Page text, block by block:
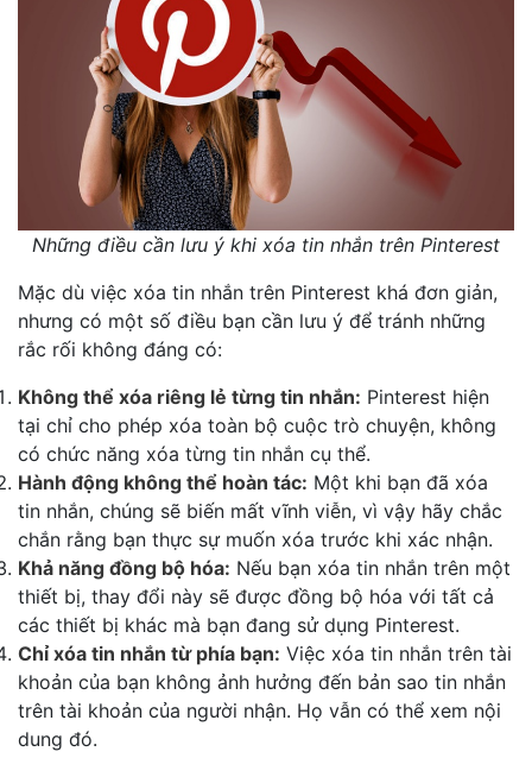
Những điều cần lưu ý khi xóa tin nhắn trên Pinterest
Mặc dù việc xóa tin nhắn trên Pinterest khá đơn giản,
nhưng có một số điều bạn cần lưu ý để tránh những
rắc rối không đáng có:
Không thể xóa riêng lẻ từng tin nhắn: Pinterest hiện
tại chỉ cho phép xóa toàn bộ cuộc trò chuyện, không
có chức năng xóa từng tin nhắn cụ thể.
Hành động không thể hoàn tác: Một khi bạn đã xóa
tin nhắn, chúng sẽ biến mất vĩnh viễn, vì vậy hãy chắc
chắn rằng bạn thực sự muốn xóa trước khi xác nhận.
Khả năng đồng bộ hóa: Nếu bạn xóa tin nhắn trên một
thiết bị, thay đổi này sẽ được đồng bộ hóa với tất cả
các thiết bị khác mà bạn đang sử dụng Pinterest.
Chỉ xóa tin nhắn từ phía bạn: Việc xóa tin nhắn trên tài
khoản của bạn không ảnh hưởng đến bản sao tin nhắn
trên tài khoản của người nhận. Họ vẫn có thể xem nội
dung đó.